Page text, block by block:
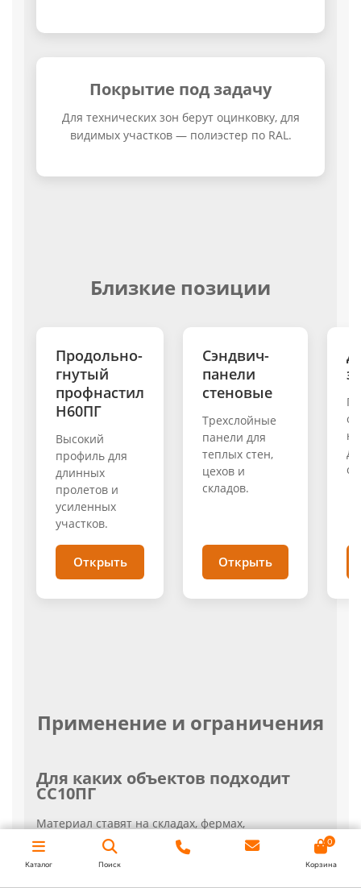
Покрытие под задачу
Для технических зон берут оцинковку, для
видимых участков — полиэстер по RAL.
Близкие позиции
Продольно-
гнутый
профнастил
Н60ПГ
Высокий
профиль для
длинных
пролетов и
усиленных
участков.
Открыть
Сэндвич-
панели
стеновые
Трехслойные
панели для
теплых стен,
цехов и
складов.
Открыть
Применение и ограничения
Для каких объектов подходит
СС10ПГ
Материал ставят на складах, фермах,
производственных линиях, навесах для техники и
зонах разгрузки. Он быстро закрывает открытый
участок легкой кровельной оболочкой.
Каталог Поиск
0
Корзина